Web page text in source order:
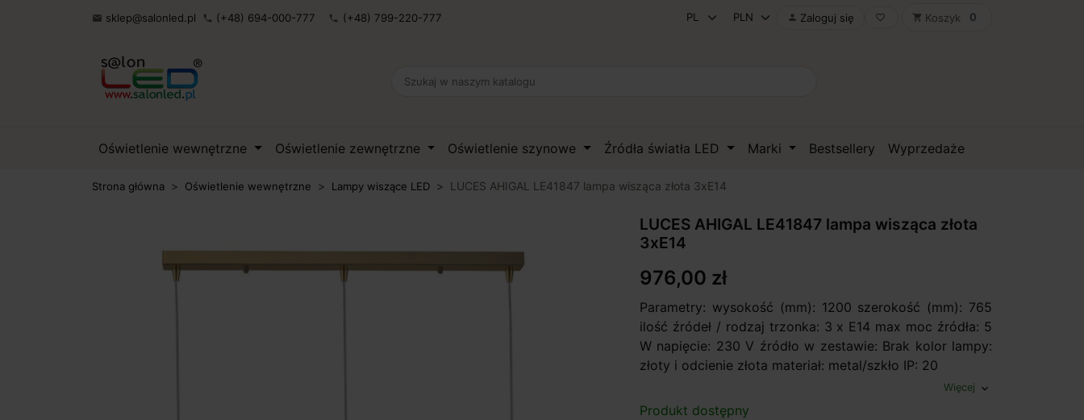
 sklep@salonled.pl phone (+48) 694-000-777 phone (+48) 799-220-777  Zaloguj się favorite_border shopping_cart Koszyk 0
Oświetlenie wewnętrzne Oświetlenie zewnętrzne Oświetlenie szynowe Źródła światła LED Marki Bestsellery Wyprzedaże
Strona główna Oświetlenie wewnętrzne Lampy wiszące LED LUCES AHIGAL LE41847 lampa wisząca złota 3xE14
LUCES AHIGAL LE41847 lampa wisząca złota
3xE14
976,00 zł
Parametry: wysokość (mm): 1200 szerokość (mm): 765
ilość źródeł / rodzaj trzonka: 3 x E14 max moc źródła: 5
W napięcie: 230 V źródło w zestawie: Brak kolor lampy:
złoty i odcienie złota materiał: metal/szkło IP: 20
Więcej expand_more
Produkt dostępny